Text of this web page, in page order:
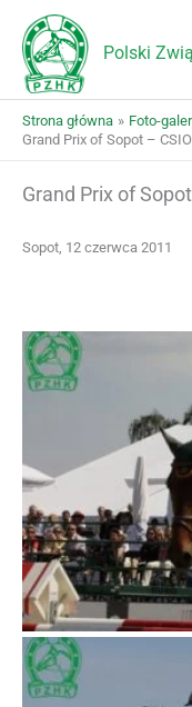
treści
Polski
Strona główna
Foto-
Grand Prix of Sopot –
Grand Prix of
Sopot, 12 czerwca 2011